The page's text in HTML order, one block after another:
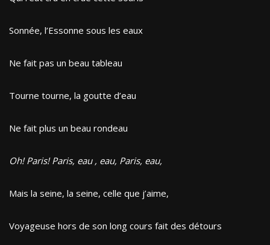
Sonnée, l’Essonne sous les eaux
Ne fait pas un beau tableau
Tourne tourne, la goutte d’eau
Ne fait plus un beau rondeau
Oh! Paris! Paris, eau , eau, Paris, eau,
Mais la seine, la seine, celle que j’aime,
Voyageuse hors de son long cours fait des détours